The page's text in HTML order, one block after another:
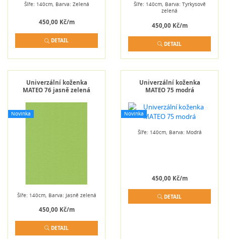
Šíře: 140cm, Barva: Zelená
450,00 Kč/m
DETAIL
Šíře: 140cm, Barva: Tyrkysově
zelená
450,00 Kč/m
DETAIL
Univerzální koženka
MATEO 76 jasně zelená
Novinka
Šíře: 140cm, Barva: Jasně zelená
450,00 Kč/m
DETAIL
Univerzální koženka
MATEO 75 modrá
Novinka
Šíře: 140cm, Barva: Modrá
450,00 Kč/m
DETAIL